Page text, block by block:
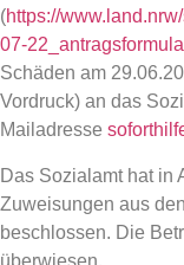
(https://
07-
Schäden am
Vordruck) an das
Mailadresse
Das Sozialamt hat in
Zuweisungen aus
beschlossen. Die
überwiesen.